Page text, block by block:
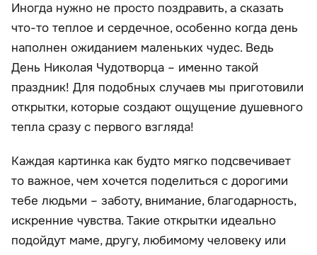
Иногда нужно не просто поздравить, а сказать
что-то теплое и сердечное, особенно когда день
наполнен ожиданием маленьких чудес. Ведь
День Николая Чудотворца – именно такой
праздник! Для подобных случаев мы приготовили
открытки, которые создают ощущение душевного
тепла сразу с первого взгляда!
Каждая картинка как будто мягко подсвечивает
то важное, чем хочется поделиться с дорогими
тебе людьми – заботу, внимание, благодарность,
искренние чувства. Такие открытки идеально
подойдут маме, другу, любимому человеку или